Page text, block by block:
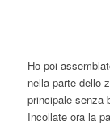
Ho poi
nella parte dello
principale senza
Incollate ora la